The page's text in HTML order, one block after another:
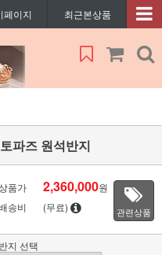
페이지 최근본상품
파즈 원석반지
품가 2,360,000원
송비
(무료) 관련상품
반지 선택